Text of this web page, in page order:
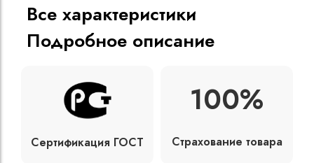
Все характеристики
Подробное описание
Сертификация ГОСТ
100%
Страхование товара